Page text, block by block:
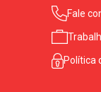
Fale
Política